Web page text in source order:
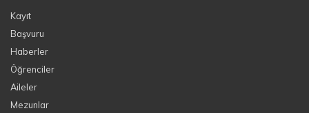
Kayıt
Başvuru
Haberler
Öğrenciler
Aileler
Mezunlar